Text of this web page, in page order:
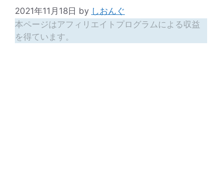
2021年11月18日 by しおんぐ
本ページはアフィリエイトプログラムによる収益
を得ています。